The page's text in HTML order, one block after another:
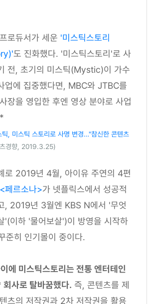
로듀서가 세운 '미스틱스토리
도 진화했다. '미스틱스토리'로 사
전, 초기의 미스틱(Mystic)이 가수
업에 집중했다면, MBC와 JTBC를
장을 영입한 후엔 영상 분야로 사업
틱, 미스틱 스토리로 사명 변경…"참신한 콘텐츠
경향, 2019.3.25)
로 2019년 4월, 아이유 주연의 4편
<페르소나>가 넷플릭스에서 성공적
, 2019년 3월엔 KBS N에서 '무엇
'(이하 '물어보살')이 방영을 시작하
준히 인기몰이 중이다.
에 미스틱스토리는 전통 엔터테인
사로 탈바꿈했다. 즉, 콘텐츠를 제
츠의 저작권과 2차 저작권을 활용